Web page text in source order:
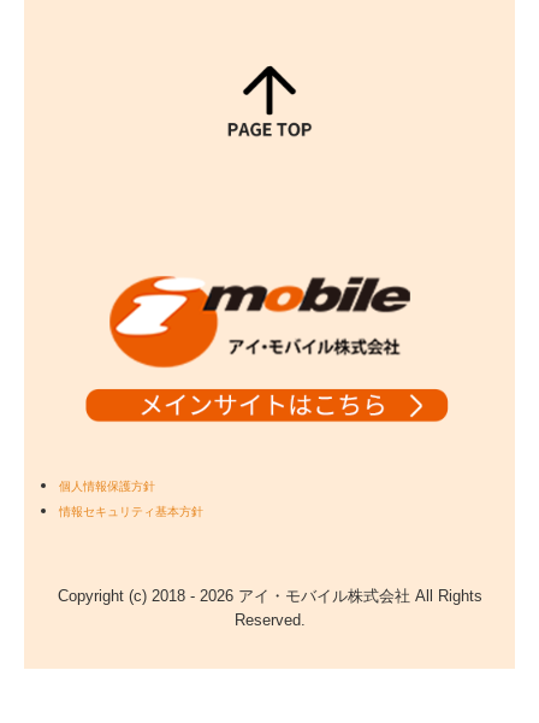
個人情報保護方針
情報セキュリティ基本方針
Copyright (c) 2018 - 2026 アイ・モバイル株式会社 All Rights
Reserved.